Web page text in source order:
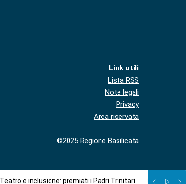
Link utili
Lista RSS
Note legali
Privacy
Area riservata
©2025 Regione Basilicata
Teatro e inclusione: premiati i Padri Trinitari 07/ 08: